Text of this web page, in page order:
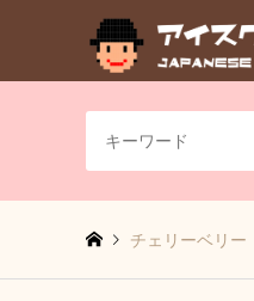
チェリーベリー